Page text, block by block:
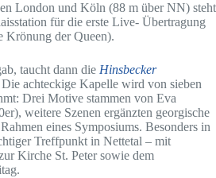
London und Köln (88 m über NN) steht
für die erste Live- Übertragung
Krönung der Queen).
taucht dann die Hinsbecker
achteckige Kapelle wird von sieben
Drei Motive stammen von Eva
weitere Szenen ergänzten georgische
eines Symposiums. Besonders in
Treffpunkt in Nettetal – mit
Kirche St. Peter sowie dem